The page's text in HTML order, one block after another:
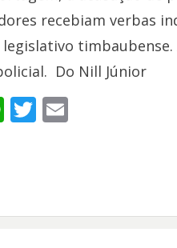
recebiam verbas
Do Nill Júnior
W
A
T E